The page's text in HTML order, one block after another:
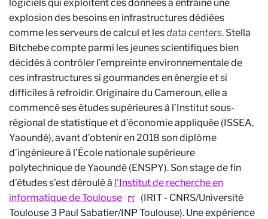
logiciels qui exploitent ces données a entraîné une
explosion des besoins en infrastructures dédiées
comme les serveurs de calcul et lesdata centers. Stella
Bitchebe compte parmi les jeunes scientifiques bien
décidés à contrôler l’empreinte environnementale de
ces infrastructures si gourmandes en énergie et si
difficiles à refroidir. Originaire du Cameroun, elle a
commencé ses études supérieures à l’Institut sous-
régional de statistique et d’économie appliquée (ISSEA,
Yaoundé), avant d’obtenir en 2018 son diplôme
d’ingénieure à l’École nationale supérieure
polytechnique de Yaoundé (ENSPY). Son stage de fin
d’études s’est déroulé à l’Institut de recherche en
informatique de Toulouse
(IRIT - CNRS/Université
Toulouse 3 Paul Sabatier/INP Toulouse). Une expérience